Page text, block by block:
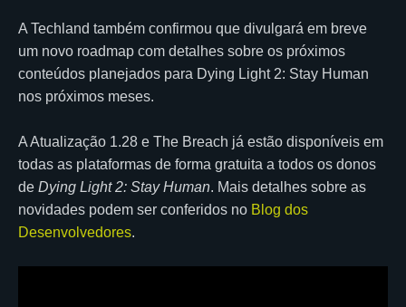
A Techland também confirmou que divulgará em breve
um novo roadmap com detalhes sobre os próximos
conteúdos planejados para Dying Light 2: Stay Human
nos próximos meses.
A Atualização 1.28 e The Breach já estão disponíveis em
todas as plataformas de forma gratuita a todos os donos
de Dying Light 2: Stay Human. Mais detalhes sobre as
novidades podem ser conferidos no Blog dos
Desenvolvedores.